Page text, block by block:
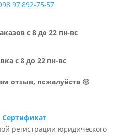
97 892-75-57
с 8 до 22 пн-вс
с 8 до 22 пн-вс
отзыв, пожалуйста 🙂
Сертификат
регистрации юридического